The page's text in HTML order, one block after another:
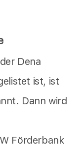
Dena
ist, ist
Dann wird
Förderbank